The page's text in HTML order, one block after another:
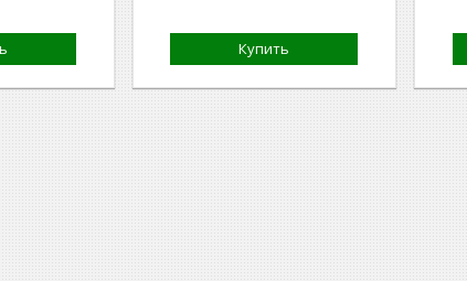
Купить